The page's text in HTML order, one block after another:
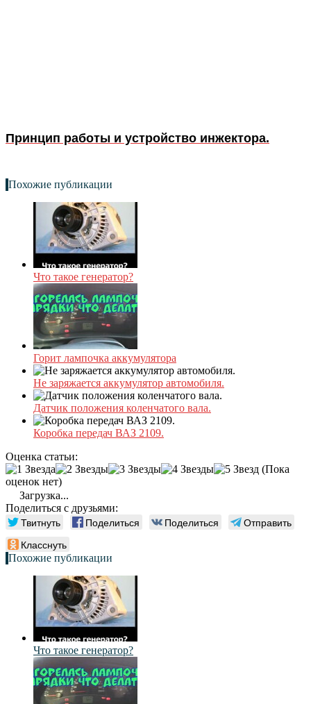
Принцип работы и устройство инжектора.
Похожие публикации
Что такое генератор?
Горит лампочка аккумулятора
Не заряжается аккумулятор автомобиля.
Датчик положения коленчатого вала.
Коробка передач ВАЗ 2109.
Оценка статьи:
(Пока
оценок нет)
Загрузка...
Поделиться с друзьями:
Твитнуть Поделиться Поделиться
Отправить
Класснуть
Похожие публикации
Что такое генератор?